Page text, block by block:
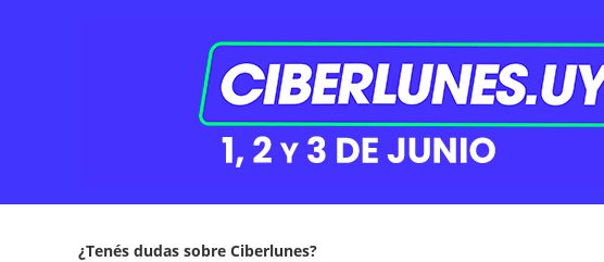
¿Tenés dudas sobre Ciberlunes?